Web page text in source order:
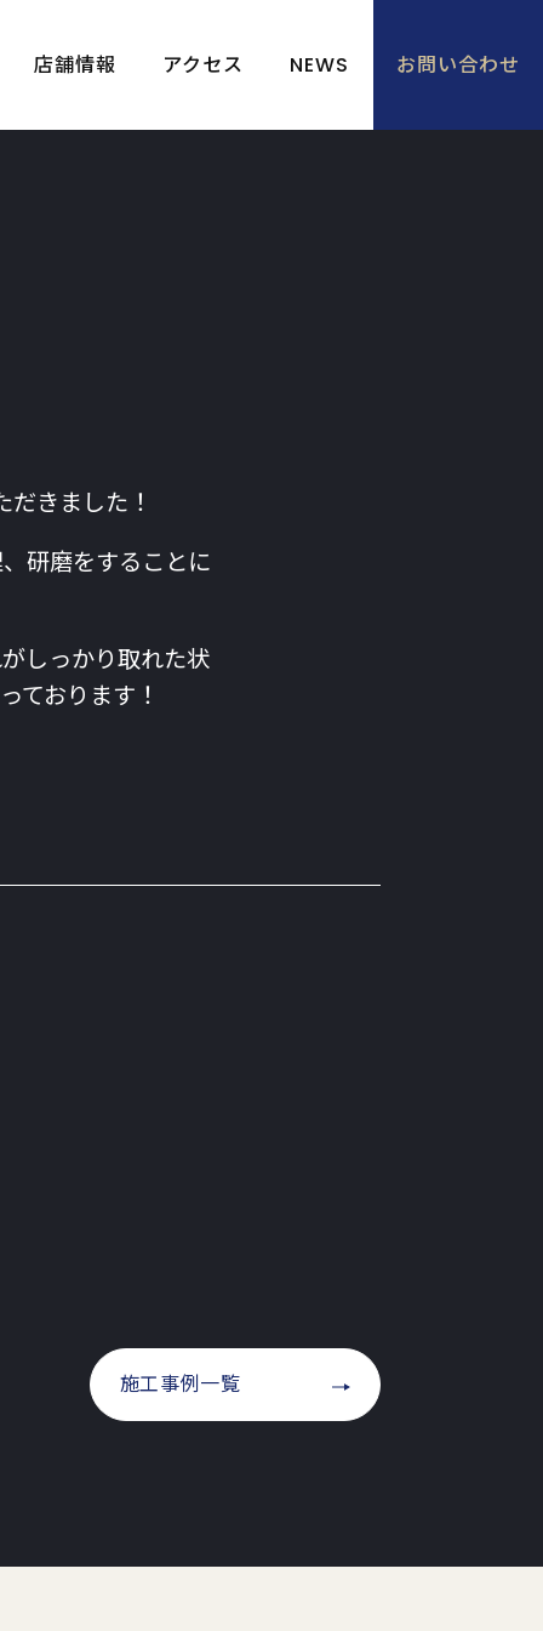
店舗情報 アクセス NEWS お問い合わせ
きました！
研磨をすることに
しっかり取れた状
ております！
施工事例一覧